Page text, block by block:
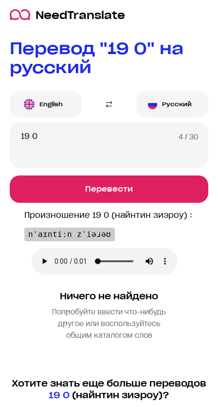
NeedTranslate
Перевод "19 0" на
русский
English Русский
4 / 30
Перевести
Произношение 19 0 (найнтин зиэроу) :
nˈaɪntiːn zˈiəɹəʊ
Ничего не найдено
Попробуйте ввести что-нибудь
другое или воспользуйтесь
общим каталогом слов
Хотите знать еще больше переводов
19 0 (найнтин зиэроу)?